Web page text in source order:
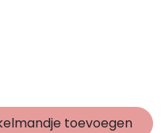
toevoegen